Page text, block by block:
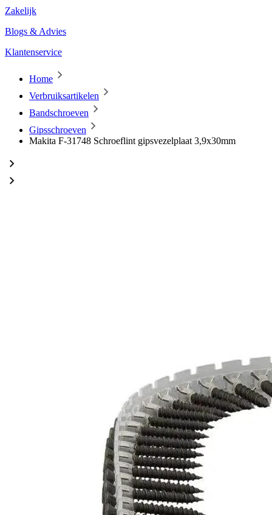
Zakelijk
Blogs & Advies
Klantenservice
Home
Verbruiksartikelen
Bandschroeven
Gipsschroeven
Makita F-31748 Schroeflint gipsvezelplaat 3,9x30mm